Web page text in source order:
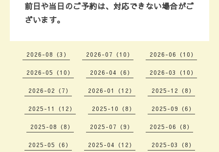
前日や当日のご予約は、対応できない場合がご
ざいます。
2026-08（3） 2026-07（10） 2026-06（10）
2026-05（10） 2026-04（6） 2026-03（10）
2026-02（7） 2026-01（12） 2025-12（8）
2025-11（12） 2025-10（8） 2025-09（6）
2025-08（8） 2025-07（9） 2025-06（8）
2025-05（6） 2025-04（12） 2025-03（8）